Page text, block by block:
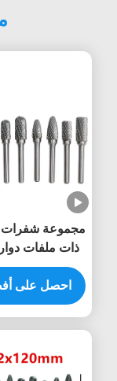
مجموعة شفرات
ذات ملفات
الدقيقةاحصل على